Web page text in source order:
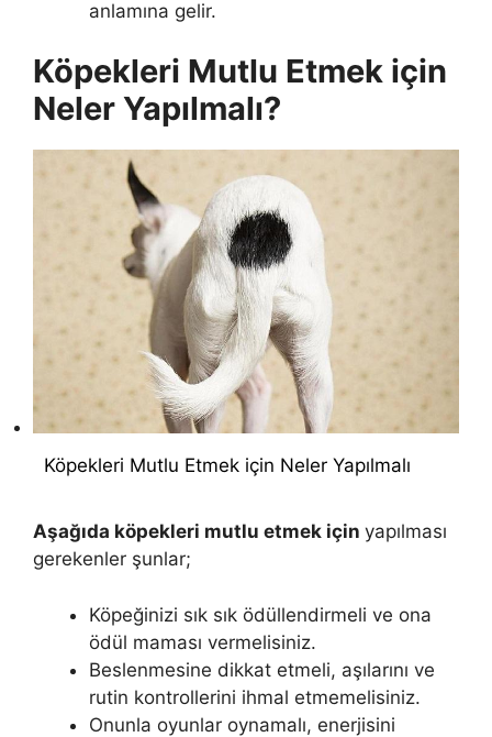
anlamına gelir.
Köpekleri Mutlu Etmek için
Neler Yapılmalı?
Köpekleri Mutlu Etmek için Neler Yapılmalı
Aşağıda köpekleri mutlu etmek için yapılması
gerekenler şunlar;
Köpeğinizi sık sık ödüllendirmeli ve ona
ödül maması vermelisiniz.
Beslenmesine dikkat etmeli, aşılarını ve
rutin kontrollerini ihmal etmemelisiniz.
Onunla oyunlar oynamalı, enerjisini